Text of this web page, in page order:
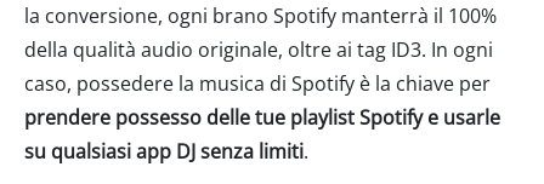
la conversione, ogni brano Spotify manterrà il 100%
della qualità audio originale, oltre ai tag ID3. In ogni
caso, possedere la musica di Spotify è la chiave per
prendere possesso delle tue playlist Spotify e usarle
su qualsiasi app DJ senza limiti.